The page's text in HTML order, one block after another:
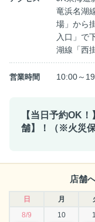
竜浜名湖
場」から
入口」で
湖線「西
営業時間 10:00～
【当日予約OK
舗】！（※火災保
店舗
日 月
8/9
10